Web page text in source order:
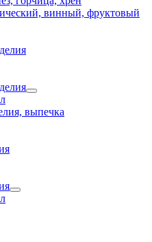
винный, фруктовый
выпечка